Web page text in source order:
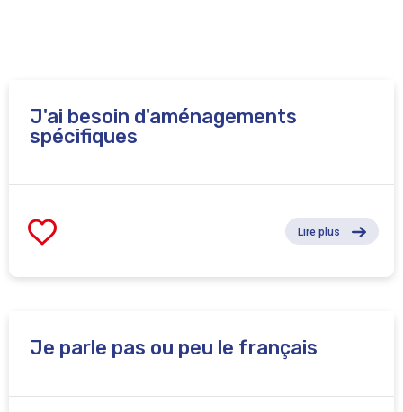
J'ai besoin d'aménagements
spécifiques
Lire plus
Je parle pas ou peu le français